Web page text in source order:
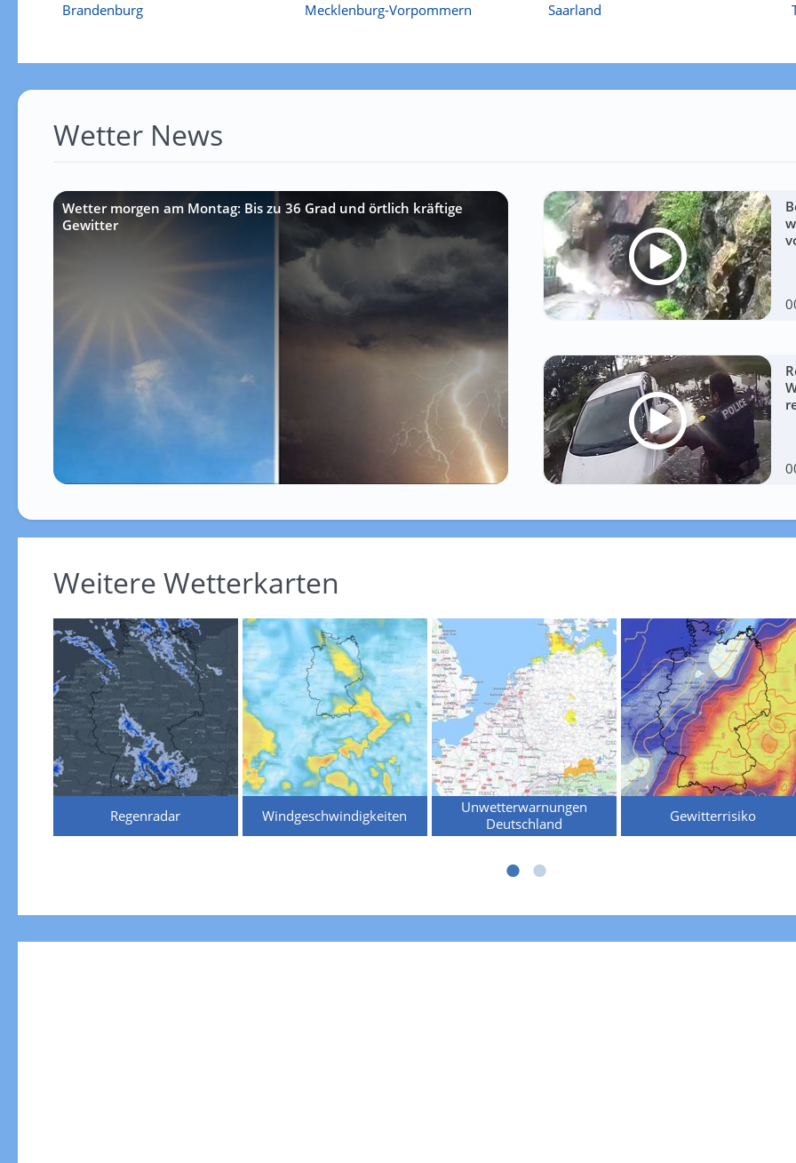
Brandenburg
Mecklenburg-Vorpommern
Saarland
Wetter News
Wetter morgen am Montag: Bis zu 36 Grad und örtlich kräftige
Gewitter
Weitere Wetterkarten
Regenradar Windgeschwindigkeiten
Unwetterwarnungen
Deutschland
Gewitterrisiko